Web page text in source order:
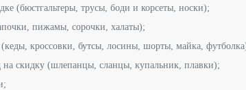
(бюстгальтеры, трусы, боди и корсеты, носки);
пижамы, сорочки, халаты);
(кеды, кроссовки, бутсы, лосины, шорты, майка,
на скидку (шлепанцы, сланцы, купальник, плавки);